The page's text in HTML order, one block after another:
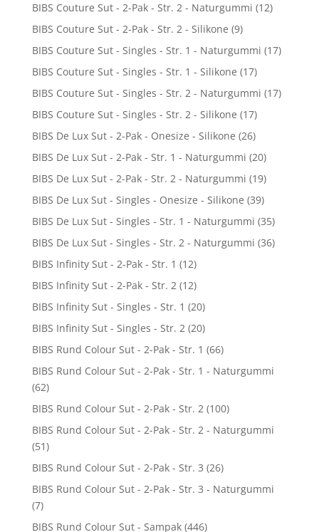
BIBS Couture Sut - 2-Pak - Str. 2 - Naturgummi (12)
BIBS Couture Sut - 2-Pak - Str. 2 - Silikone (9)
BIBS Couture Sut - Singles - Str. 1 - Naturgummi (17)
BIBS Couture Sut - Singles - Str. 1 - Silikone (17)
BIBS Couture Sut - Singles - Str. 2 - Naturgummi (17)
BIBS Couture Sut - Singles - Str. 2 - Silikone (17)
BIBS De Lux Sut - 2-Pak - Onesize - Silikone (26)
BIBS De Lux Sut - 2-Pak - Str. 1 - Naturgummi (20)
BIBS De Lux Sut - 2-Pak - Str. 2 - Naturgummi (19)
BIBS De Lux Sut - Singles - Onesize - Silikone (39)
BIBS De Lux Sut - Singles - Str. 1 - Naturgummi (35)
BIBS De Lux Sut - Singles - Str. 2 - Naturgummi (36)
BIBS Infinity Sut - 2-Pak - Str. 1 (12)
BIBS Infinity Sut - 2-Pak - Str. 2 (12)
BIBS Infinity Sut - Singles - Str. 1 (20)
BIBS Infinity Sut - Singles - Str. 2 (20)
BIBS Rund Colour Sut - 2-Pak - Str. 1 (66)
BIBS Rund Colour Sut - 2-Pak - Str. 1 - Naturgummi
(62)
BIBS Rund Colour Sut - 2-Pak - Str. 2 (100)
BIBS Rund Colour Sut - 2-Pak - Str. 2 - Naturgummi
(51)
BIBS Rund Colour Sut - 2-Pak - Str. 3 (26)
BIBS Rund Colour Sut - 2-Pak - Str. 3 - Naturgummi
(7)
BIBS Rund Colour Sut - Sampak (446)